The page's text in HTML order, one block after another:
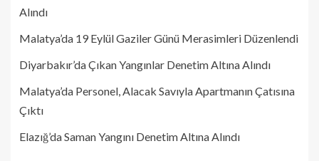
Alındı
Malatya’da 19 Eylül Gaziler Günü Merasimleri Düzenlendi
Diyarbakır’da Çıkan Yangınlar Denetim Altına Alındı
Malatya’da Personel, Alacak Savıyla Apartmanın Çatısına
Çıktı
Elazığ’da Saman Yangını Denetim Altına Alındı